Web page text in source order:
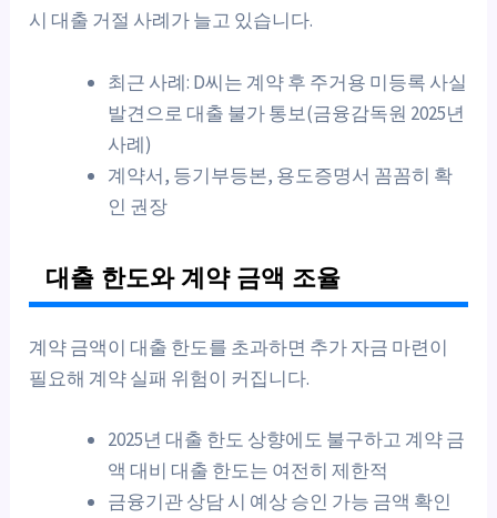
시 대출 거절 사례가 늘고 있습니다.
최근 사례: D씨는 계약 후 주거용 미등록 사실
발견으로 대출 불가 통보(금융감독원 2025년
사례)
계약서, 등기부등본, 용도증명서 꼼꼼히 확
인 권장
대출 한도와 계약 금액 조율
계약 금액이 대출 한도를 초과하면 추가 자금 마련이
필요해 계약 실패 위험이 커집니다.
2025년 대출 한도 상향에도 불구하고 계약 금
액 대비 대출 한도는 여전히 제한적
금융기관 상담 시 예상 승인 가능 금액 확인